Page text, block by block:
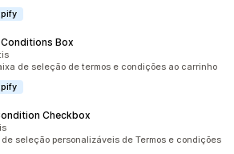
Box
todo
de seleção de termos e condições ao carrinho
Checkbox
todo
seleção personalizáveis de Termos e condições